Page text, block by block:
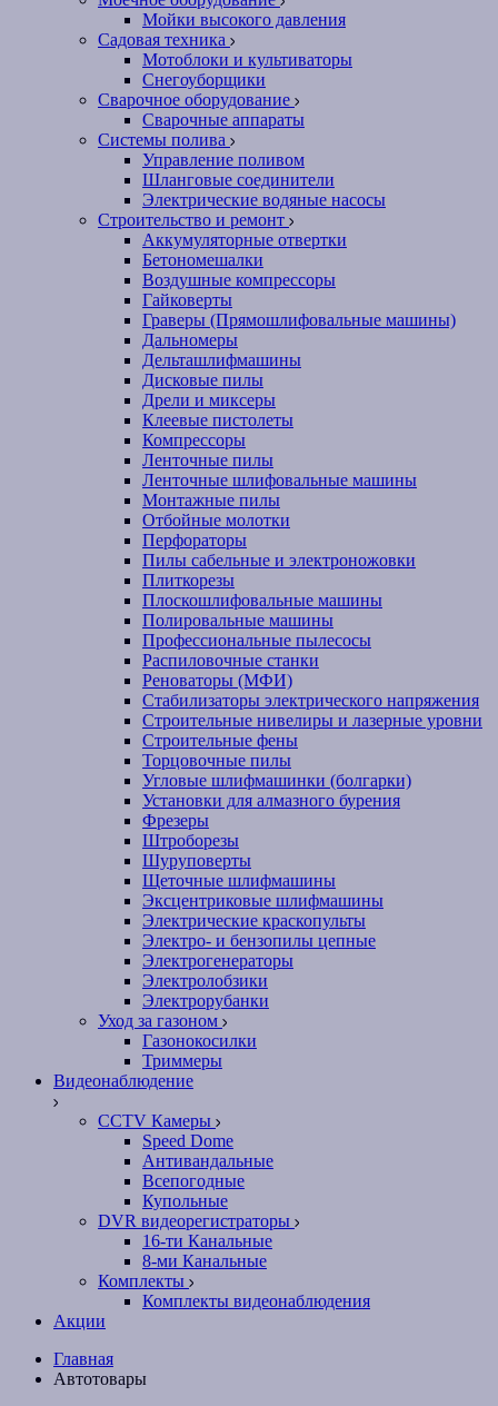
Мойки высокого давления
Садовая техника
Мотоблоки и культиваторы
Снегоуборщики
Сварочное оборудование
Сварочные аппараты
Системы полива
Управление поливом
Шланговые соединители
Электрические водяные насосы
Строительство и ремонт
Аккумуляторные отвертки
Бетономешалки
Воздушные компрессоры
Гайковерты
Граверы (Прямошлифовальные машины)
Дальномеры
Дельташлифмашины
Дисковые пилы
Дрели и миксеры
Клеевые пистолеты
Компрессоры
Ленточные пилы
Ленточные шлифовальные машины
Монтажные пилы
Отбойные молотки
Перфораторы
Пилы сабельные и электроножовки
Плиткорезы
Плоскошлифовальные машины
Полировальные машины
Профессиональные пылесосы
Распиловочные станки
Реноваторы (МФИ)
Стабилизаторы электрического напряжения
Строительные нивелиры и лазерные уровни
Строительные фены
Торцовочные пилы
Угловые шлифмашинки (болгарки)
Установки для алмазного бурения
Фрезеры
Штроборезы
Шуруповерты
Щеточные шлифмашины
Эксцентриковые шлифмашины
Электрические краскопульты
Электро- и бензопилы цепные
Электрогенераторы
Электролобзики
Электрорубанки
Уход за газоном
Газонокосилки
Триммеры
Видеонаблюдение
CCTV Камеры
Speed Dome
Антивандальные
Всепогодные
Купольные
DVR видеорегистраторы
16-ти Канальные
8-ми Канальные
Комплекты
Комплекты видеонаблюдения
Акции
Главная
Автотовары